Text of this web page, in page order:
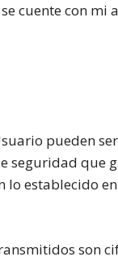
cuente con mi
pueden
seguridad que
establecido
son